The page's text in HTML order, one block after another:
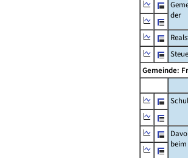
der
Gemeinde:
beim